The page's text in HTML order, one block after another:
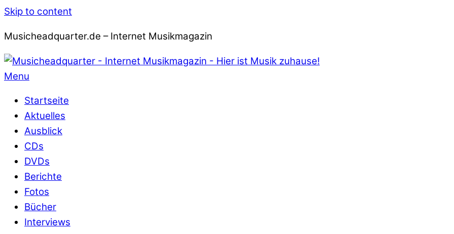
Skip to content
Musicheadquarter.de – Internet Musikmagazin
Menu
Startseite
Aktuelles
Ausblick
CDs
DVDs
Berichte
Fotos
Bücher
Interviews